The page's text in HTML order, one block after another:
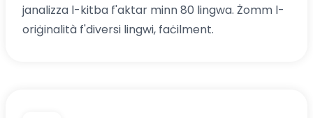
janalizza l-kitba f'aktar minn 80 lingwa. Żomm l-
oriġinalità f'diversi lingwi, faċilment.